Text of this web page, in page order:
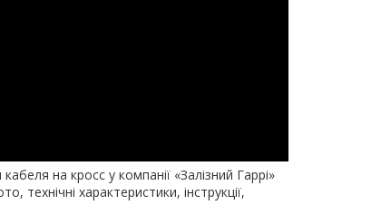
на кросс у компанії «Залізний Гаррі»
технічні характеристики, інструкції,